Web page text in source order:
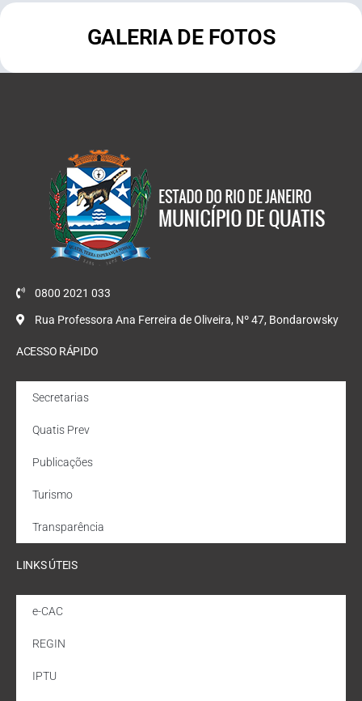
GALERIA DE FOTOS
0800 2021 033
Rua Professora Ana Ferreira de Oliveira, Nº 47, Bondarowsky
ACESSO RÁPIDO
Secretarias
Quatis Prev
Publicações
Turismo
Transparência
LINKS ÚTEIS
e-CAC
REGIN
IPTU